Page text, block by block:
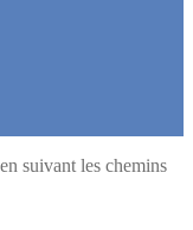
suivant les chemins